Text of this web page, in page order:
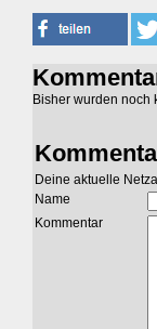
Bisher wurden noch
Deine aktuelle
Name
Kommentar